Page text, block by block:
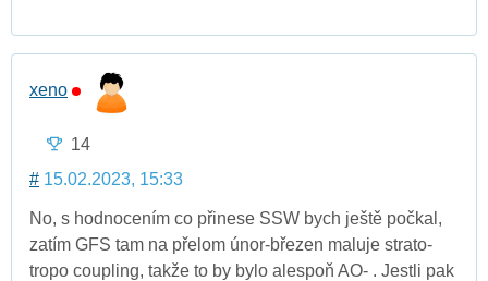
xeno
14
# 15.02.2023, 15:33
No, s hodnocením co přinese SSW bych ještě počkal,
zatím GFS tam na přelom únor-březen maluje strato-
tropo coupling, takže to by bylo alespoň AO- . Jestli pak